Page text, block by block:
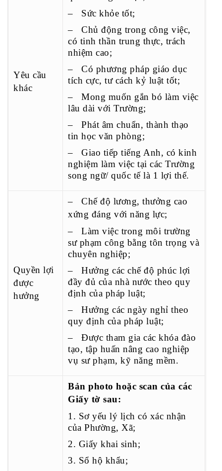
Yêu cầu
khác
– Sức khỏe tốt;
– Chủ động trong công việc,
có tinh thần trung thực, trách
nhiệm cao;
– Có phương pháp giáo dục
tích cực, tư cách kỷ luật tốt;
– Mong muốn gắn bó làm việc
lâu dài với Trường;
– Phát âm chuẩn, thành thạo
tin học văn phòng;
– Giao tiếp tiếng Anh, có kinh
nghiệm làm việc tại các Trường
song ngữ/ quốc tế là 1 lợi thế.
Quyền lợi
được
hưởng
– Chế độ lương, thưởng cao
xứng đáng với năng lực;
– Làm việc trong môi trường
sư phạm công bằng tôn trọng và
chuyên nghiệp;
– Hưởng các chế độ phúc lợi
đầy đủ của nhà nước theo quy
định của pháp luật;
– Hưởng các ngày nghỉ theo
quy định của pháp luật;
– Được tham gia các khóa đào
tạo, tập huấn nâng cao nghiệp
vụ sư phạm, kỹ năng mềm.
Bản photo hoặc scan của các
Giấy tờ sau:
1. Sơ yếu lý lịch có xác nhận
của Phường, Xã;
2. Giấy khai sinh;
3. Sổ hộ khẩu;